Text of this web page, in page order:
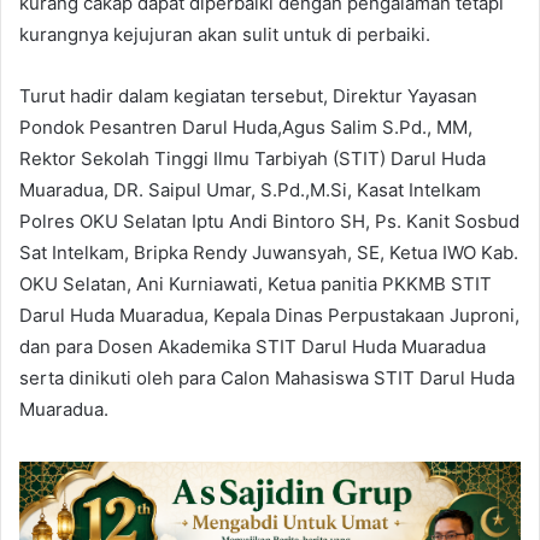
kurangnya kejujuran akan sulit untuk di perbaiki.
Turut hadir dalam kegiatan tersebut, Direktur Yayasan
Pondok Pesantren Darul Huda,Agus Salim S.Pd., MM,
Rektor Sekolah Tinggi Ilmu Tarbiyah (STIT) Darul Huda
Muaradua, DR. Saipul Umar, S.Pd.,M.Si, Kasat Intelkam
Polres OKU Selatan Iptu Andi Bintoro SH, Ps. Kanit Sosbud
Sat Intelkam, Bripka Rendy Juwansyah, SE, Ketua IWO Kab.
OKU Selatan, Ani Kurniawati, Ketua panitia PKKMB STIT
Darul Huda Muaradua, Kepala Dinas Perpustakaan Juproni,
dan para Dosen Akademika STIT Darul Huda Muaradua
serta dinikuti oleh para Calon Mahasiswa STIT Darul Huda
Muaradua.